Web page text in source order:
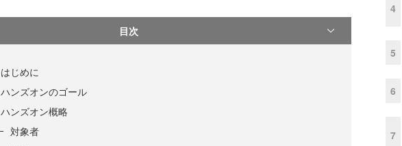
目次
はじめに
ハンズオンのゴール
ハンズオン概略
対象者
4
5
6
7